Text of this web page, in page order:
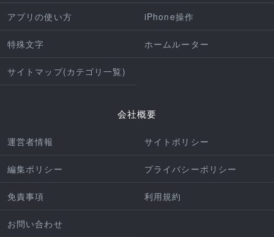
アプリの使い方 iPhone操作
特殊文字 ホームルーター
サイトマップ(カテゴリ一覧)
会社概要
運営者情報 サイトポリシー
編集ポリシー プライバシーポリシー
免責事項 利用規約
お問い合わせ